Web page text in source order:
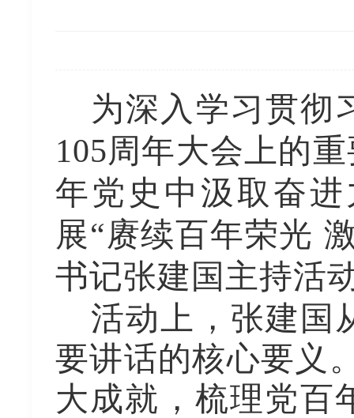
为深入学习贯彻
105周年大会上的
年党史中汲取奋
展“赓续百年荣光
书记张建国主持活
活动上，张建国
要讲话的核心要义
大成就，梳理党百